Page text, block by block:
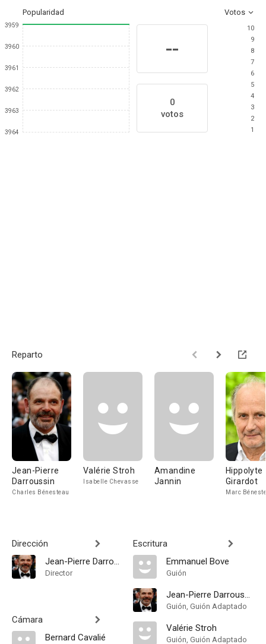
Popularidad Votos
3959
3960
3961
3962
3963
3964
--
0
votos
10
9
8
7
6
5
4
3
2
1
Reparto
Jean-Pierre
Darroussin
Charles Bénesteau
Valérie Stroh
Isabelle Chevasse
Amandine
Jannin
Hippolyte
Girardot
Marc
Dirección
Jean-Pierre Darroussin
Director
Cámara
Bernard Cavalié
Escritura
Emmanuel Bove
Guión
Jean-Pierre Darroussin
Guión, Guión Adaptado
Valérie Stroh
Guión, Guión Adaptado